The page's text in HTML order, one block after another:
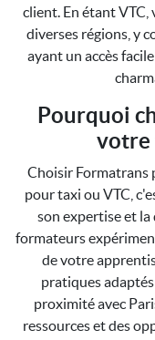
client. En étant
diverses régions, y
ayant un accès
Pourquoi
votre
Choisir Formatrans
pour taxi ou VTC,
son expertise et la
formateurs
de votre
pratiques
proximité avec
ressources et des